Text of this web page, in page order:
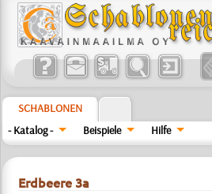
SCHABLONEN
- Katalog -
Beispiele Hilfe
Erdbeere 3a